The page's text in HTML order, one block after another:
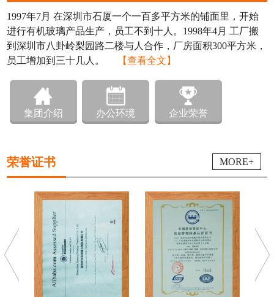
1997年7月 在深圳市石厦一个一百多平方米的铺面里，开始
进行有机玻璃产品生产，员工不到十人。1998年4月 工厂搬
到深圳市八卦岭梨园路二楼与人合作，厂房面积300平方米，
员工增加到三十几人。
【查看全文】
集团介绍 办公环境 企业荣誉
荣誉证书 MORE+